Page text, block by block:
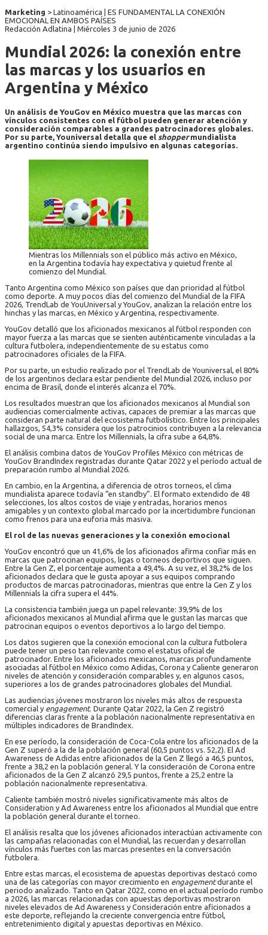
Marketing > Latinoamérica | ES FUNDAMENTAL LA CONEXIÓN
EMOCIONAL EN AMBOS PAÍSES
Redacción Adlatina | Miércoles 3 de junio de 2026
Mundial 2026: la conexión entre
las marcas y los usuarios en
Argentina y México
Un análisis de YouGov en México muestra que las marcas con
vínculos consistentes con el fútbol pueden generar atención y
consideración comparables a grandes patrocinadores globales.
Por su parte, Youniversal detalla que el shoppermundialista
argentino continúa siendo impulsivo en algunas categorías.
Mientras los Millennials son el público más activo en México,
en la Argentina todavía hay expectativa y quietud frente al
comienzo del Mundial.
Tanto Argentina como México son países que dan prioridad al fútbol
como deporte. A muy pocos días del comienzo del Mundial de la FIFA
2026, TrendLab de YouUniversal y YouGov, analizan la relación entre los
hinchas y las marcas, en México y Argentina, respectivamente.
YouGov detalló que los aficionados mexicanos al fútbol responden con
mayor fuerza a las marcas que se sienten auténticamente vinculadas a la
cultura futbolera, independientemente de su estatus como
patrocinadores oficiales de la FIFA.
Por su parte, un estudio realizado por el TrendLab de Youniversal, el 80%
de los argentinos declara estar pendiente del Mundial 2026, incluso por
encima de Brasil, donde el interés alcanza el 70%.
Los resultados muestran que los aficionados mexicanos al Mundial son
audiencias comercialmente activas, capaces de premiar a las marcas que
consideran parte natural del ecosistema futbolístico. Entre los principales
hallazgos, 54,3% considera que los patrocinios contribuyen a la relevancia
social de una marca. Entre los Millennials, la cifra sube a 64,8%.
El análisis combina datos de YouGov Profiles México con métricas de
YouGov BrandIndex registradas durante Qatar 2022 y el período actual de
preparación rumbo al Mundial 2026.
En cambio, en la Argentina, a diferencia de otros torneos, el clima
mundialista aparece todavía “en standby”. El formato extendido de 48
selecciones, los altos costos de viaje y entradas, horarios menos
amigables y un contexto global marcado por la incertidumbre funcionan
como frenos para una euforia más masiva.
El rol de las nuevas generaciones y la conexión emocional
YouGov encontró que un 41,6% de los aficionados afirma confiar más en
marcas que patrocinan equipos, ligas o torneos deportivos que siguen.
Entre la Gen Z, el porcentaje aumenta a 49,4%. A su vez, el 38,2% de los
aficionados declara que le gusta apoyar a sus equipos comprando
productos de marcas patrocinadoras, mientras que entre la Gen Z y los
Millennials la cifra supera el 44%.
La consistencia también juega un papel relevante: 39,9% de los
aficionados mexicanos al Mundial afirma que le gustan las marcas que
patrocinan equipos o eventos deportivos a lo largo del tiempo.
Los datos sugieren que la conexión emocional con la cultura futbolera
puede tener un peso tan relevante como el estatus oficial de
patrocinador. Entre los aficionados mexicanos, marcas profundamente
asociadas al fútbol en México como Adidas, Corona y Caliente generaron
niveles de atención y consideración comparables y, en algunos casos,
superiores a los de grandes patrocinadores globales del Mundial.
Las audiencias jóvenes mostraron los niveles más altos de respuesta
comercial y engagement. Durante Qatar 2022, la Gen Z registró
diferencias claras frente a la población nacionalmente representativa en
múltiples indicadores de BrandIndex.
En ese período, la consideración de Coca-Cola entre los aficionados de la
Gen Z superó a la de la población general (60,5 puntos vs. 52,2). El Ad
Awareness de Adidas entre aficionados de la Gen Z llegó a 46,5 puntos,
frente a 38,2 en la población general. Y la consideración de Corona entre
aficionados de la Gen Z alcanzó 29,5 puntos, frente a 25,2 entre la
población nacionalmente representativa.
Caliente también mostró niveles significativamente más altos de
Consideration y Ad Awareness entre los aficionados al Mundial que entre
la población general durante el torneo.
El análisis resalta que los jóvenes aficionados interactúan activamente con
las campañas relacionadas con el Mundial, las recuerdan y desarrollan
vínculos más fuertes con las marcas presentes en la conversación
futbolera.
Entre estas marcas, el ecosistema de apuestas deportivas destacó como
una de las categorías con mayor crecimiento en engagementdurante el
periodo analizado. Tanto en Qatar 2022, como en el actual período rumbo
a 2026, las marcas relacionadas con apuestas deportivas mostraron
niveles elevados de Ad Awareness y Consideración entre aficionados a
este deporte, reflejando la creciente convergencia entre fútbol,
entretenimiento digital y apuestas deportivas en México.